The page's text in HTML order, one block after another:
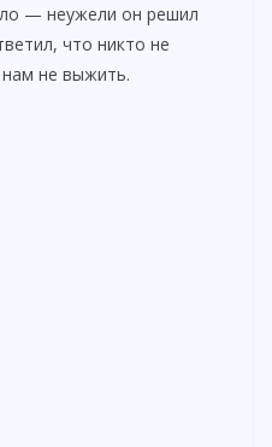
d — неужели он решил
что никто не
не выжить.